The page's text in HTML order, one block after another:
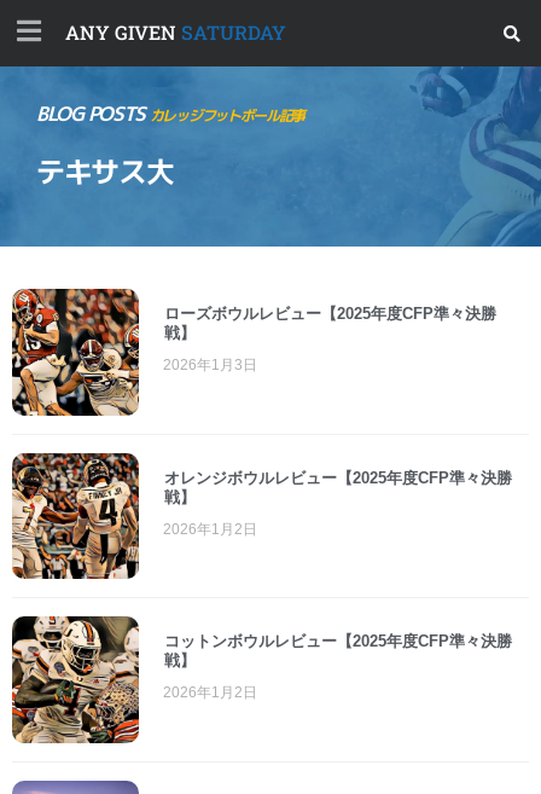
ANY GIVEN SATURDAY
BLOG POSTSカレッジフットボール記事
テキサス大
ローズボウルレビュー【2025年度CFP準々決勝
戦】
2026年1月3日
オレンジボウルレビュー【2025年度CFP準々決勝
戦】
2026年1月2日
コットンボウルレビュー【2025年度CFP準々決勝
戦】
2026年1月2日